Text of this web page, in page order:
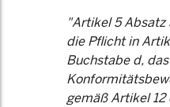
"Artikel 5
die Pflicht in
Buchstabe d,
gemäß Artikel